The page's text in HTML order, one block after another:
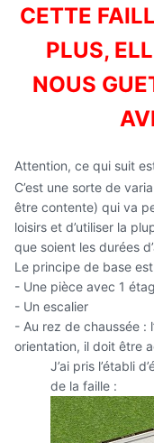
CETTE
PLUS,
NOUS
Attention, ce qui suit
C’est une sorte de
être contente) qui va
loisirs et d’utiliser la
que soient les durées
Le principe de base
- Une pièce avec 1
- Un escalier
- Au rez de chaussée :
orientation, il doit être
J’ai pris l’établi
de la faille :